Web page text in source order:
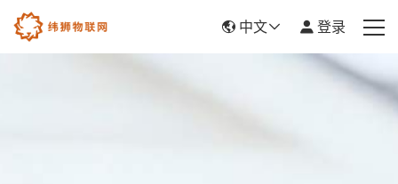
中文 登录